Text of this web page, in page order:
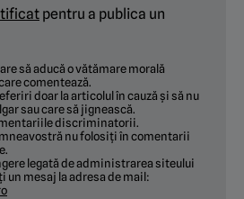
pentru a publica un
să aducă o vătămare morală
comentează.
doar la articolul în cauză și să nu
sau care să jignească.
discriminatorii.
nu folosiți în comentarii
legată de administrarea siteului
un mesaj la adresa de mail: